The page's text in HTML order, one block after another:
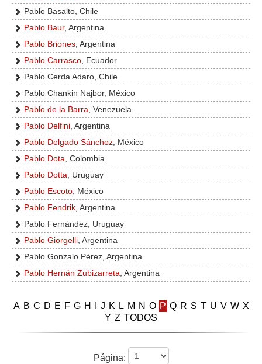
Pablo Basalto, Chile
Pablo Baur, Argentina
Pablo Briones , Argentina
Pablo Carrasco , Ecuador
Pablo Cerda Adaro, Chile
Pablo Chankin Najbor, México
Pablo de la Barra , Venezuela
Pablo Delfini , Argentina
Pablo Delgado Sánchez , México
Pablo Dota , Colombia
Pablo Dotta , Uruguay
Pablo Escoto , México
Pablo Fendrik , Argentina
Pablo Fernández, Uruguay
Pablo Giorgelli , Argentina
Pablo Gonzalo Pérez, Argentina
Pablo Hernán Zubizarreta , Argentina
A B C D E F G H J K L M N O P Q R S T U V W X
Y Z TODOS
Página: